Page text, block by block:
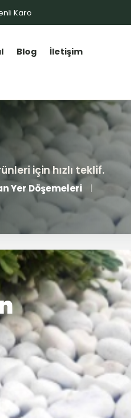
Karo
Blog İletişim
Yer Döşemeleri